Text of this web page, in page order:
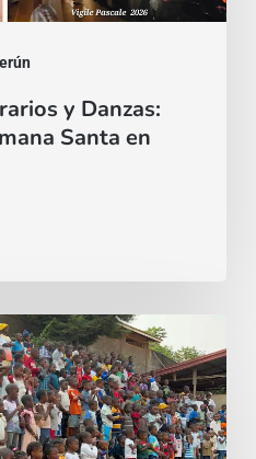
y Danzas:
Santa en